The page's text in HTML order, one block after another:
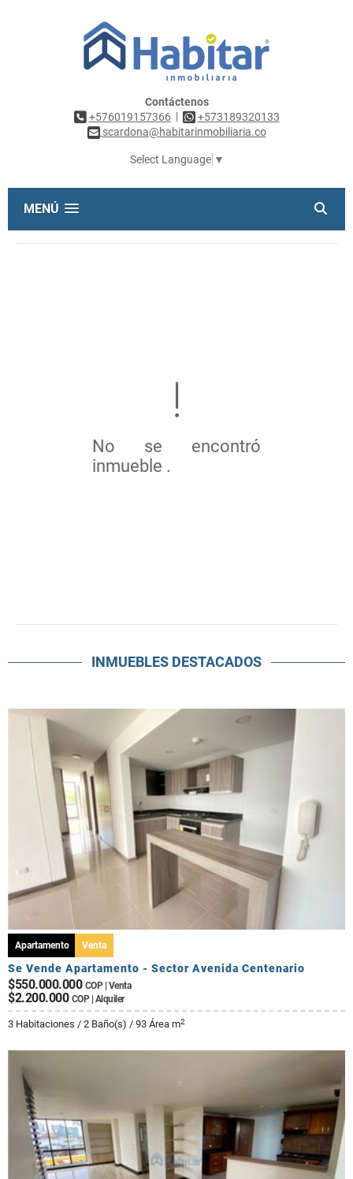
Contáctenos
+576019157366 |
+573189320133
scardona@habitarinmobiliaria.co
Select Language ▼
MENÚ
No se encontró
inmueble .
INMUEBLES DESTACADOS
Apartamento Venta
Se Vende Apartamento - Sector Avenida Centenario
$550.000.000 COP | Venta
$2.200.000 COP | Alquiler
3 Habitaciones / 2 Baño(s) / 93 Área m2